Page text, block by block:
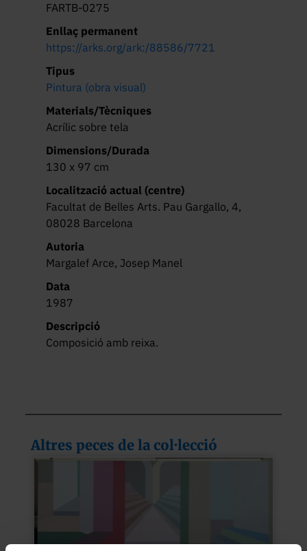
FARTB-0275
Enllaç permanent
https://arks.org/ark:/88586/7721
Tipus
Pintura (obra visual)
Materials/Tècniques
Acrílic sobre tela
Dimensions/Durada
130 x 97 cm
Localització actual (centre)
Facultat de Belles Arts. Pau Gargallo, 4,
08028 Barcelona
Autoria
Margalef Arce, Josep Manel
Data
1987
Descripció
Composició amb reixa.
Altres peces de la col·lecció